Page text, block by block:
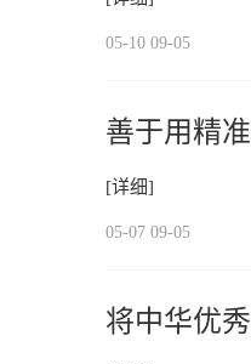
05-10 09-05
善于用精
[详细]
05-07 09-05
将中华优